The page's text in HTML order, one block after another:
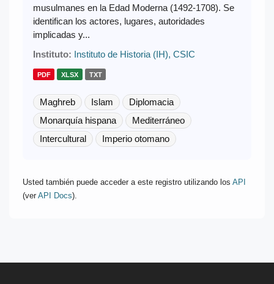
musulmanes en la Edad Moderna (1492-1708). Se
identifican los actores, lugares, autoridades
implicadas y...
Instituto: Instituto de Historia (IH), CSIC
PDF XLSX TXT
Maghreb Islam
Diplomacia
Monarquía hispana
Mediterráneo
Intercultural
Imperio otomano
Usted también puede acceder a este registro utilizando los API
(ver API Docs).